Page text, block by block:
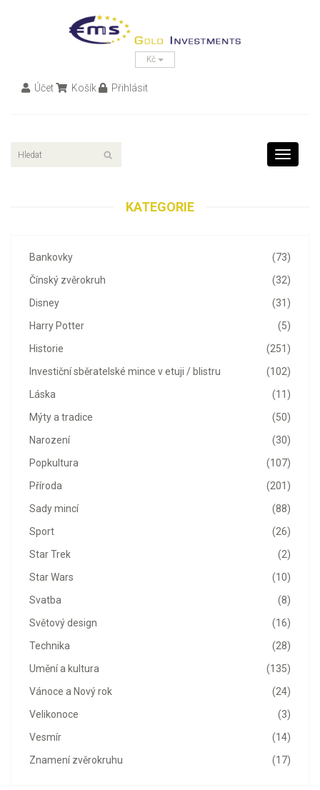
Kč
Účet Košík Přihlásit
Toggle
KATEGORIE
(73)
Bankovky
(32)
Čínský zvěrokruh
(31)
Disney
(5)
Harry Potter
(251)
Historie
(102)
Investiční sběratelské mince v etuji / blistru
(11)
Láska
(50)
Mýty a tradice
(30)
Narození
(107)
Popkultura
(201)
Příroda
(88)
Sady mincí
(26)
Sport
(2)
Star Trek
(10)
Star Wars
(8)
Svatba
(16)
Světový design
(28)
Technika
(135)
Umění a kultura
(24)
Vánoce a Nový rok
(3)
Velikonoce
(14)
Vesmír
(17)
Znamení zvěrokruhu